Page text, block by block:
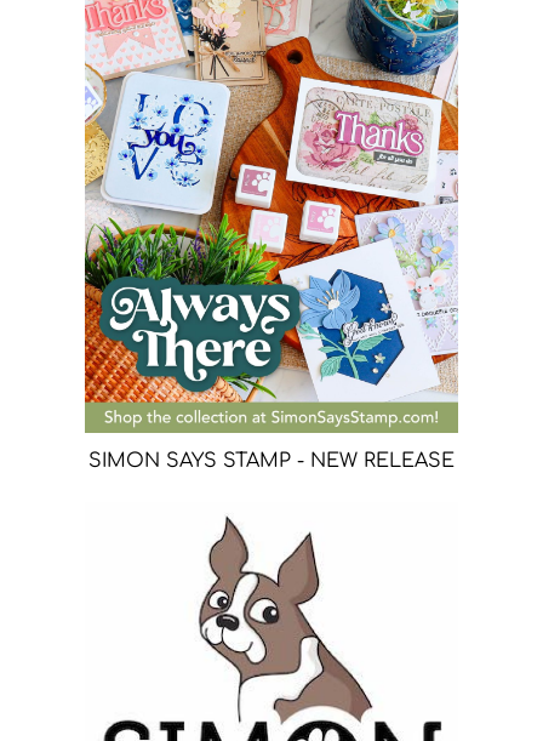
SIMON SAYS STAMP - NEW RELEASE